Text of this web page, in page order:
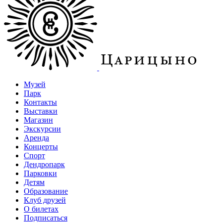
Музей
Парк
Контакты
Выставки
Магазин
Экскурсии
Аренда
Концерты
Спорт
Дендропарк
Парковки
Детям
Образование
Клуб друзей
О билетах
Подписаться